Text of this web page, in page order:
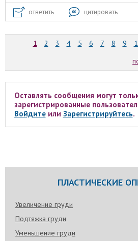
ответить цитировать
1 2 3 4 5 6 7 8 9
Оставлять сообщения могут
зарегистрированные
Войдитеили Зарегистрируйтесь.
ПЛАСТИЧЕСКИЕ
Увеличение груди
Подтяжка груди
Уменьшение груди